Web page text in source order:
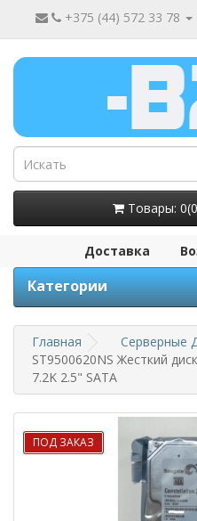
+375 (44) 572 33 78
Товары:
Доставка
Категории
Главная
Серверные
ST9500620NS Жесткий
7.2K 2.5" SATA
ПОД ЗАКАЗ